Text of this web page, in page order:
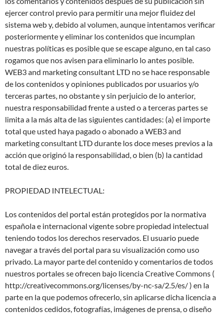
ejercer control previo para permitir una mejor fluidez del
sistema web y, debido al volumen, aunque intentamos verificar
posteriormente y eliminar los contenidos que incumplan
nuestras políticas es posible que se escape alguno, en tal caso
rogamos que nos avisen para eliminarlo lo antes posible.
WEB3 and marketing consultant LTD no se hace responsable
de los contenidos y opiniones publicados por usuarios y/o
terceras partes, no obstante y sin perjuicio de lo anterior,
nuestra responsabilidad frente a usted o a terceras partes se
limita a la más alta de las siguientes cantidades: (a) el importe
total que usted haya pagado o abonado a WEB3 and
marketing consultant LTD durante los doce meses previos a la
acción que originó la responsabilidad, o bien (b) la cantidad
total de diez euros.
PROPIEDAD INTELECTUAL:
Los contenidos del portal están protegidos por la normativa
española e internacional vigente sobre propiedad intelectual
teniendo todos los derechos reservados. El usuario puede
navegar a través del portal para su visualización como uso
privado. La mayor parte del contenido y comentarios de todos
nuestros portales se ofrecen bajo licencia Creative Commons (
http://creativecommons.org/licenses/by-nc-sa/2.5/es/ ) en la
parte en la que podemos ofrecerlo, sin aplicarse dicha licencia a
contenidos cedidos, fotografías, imágenes de prensa, o diseño